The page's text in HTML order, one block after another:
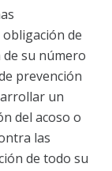
de
su número
prevención
un
del acoso o
las
de todo su